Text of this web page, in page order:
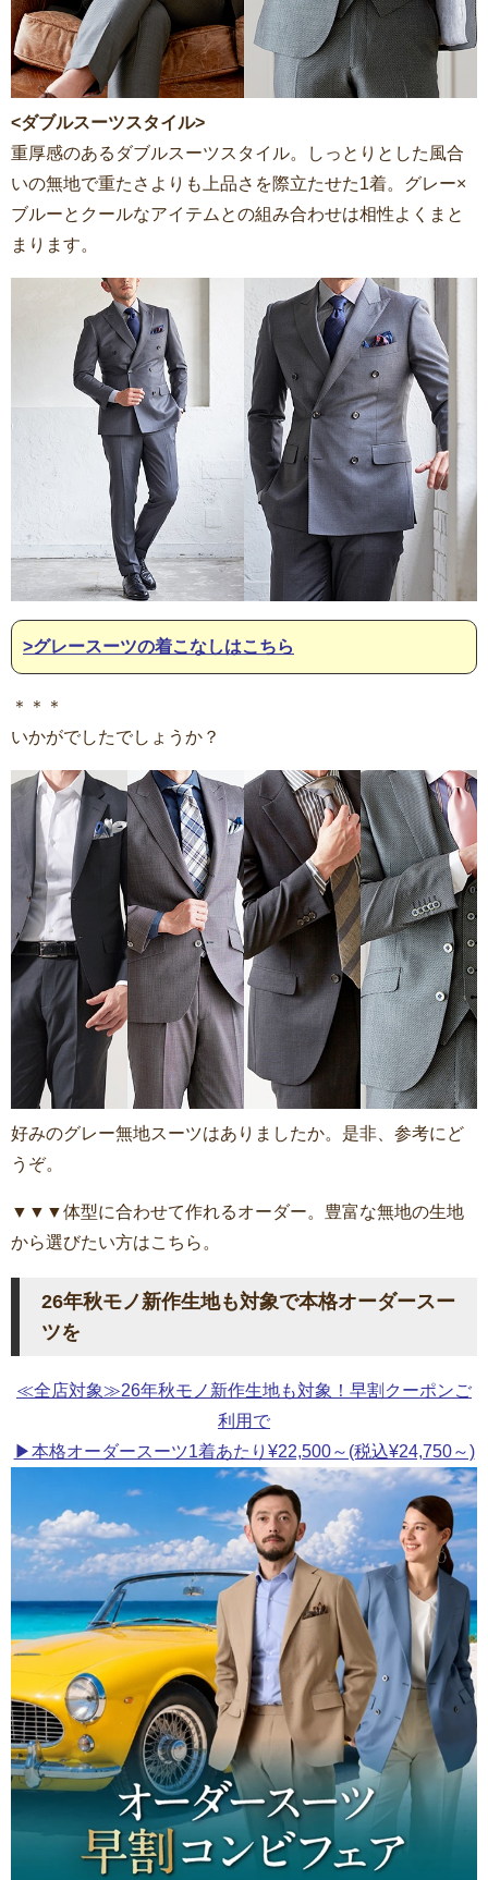
<ダブルスーツスタイル>
重厚感のあるダブルスーツスタイル。しっとりとした風合
いの無地で重たさよりも上品さを際立たせた1着。グレー×
ブルーとクールなアイテムとの組み合わせは相性よくまと
まります。
>グレースーツの着こなしはこちら
＊＊＊
いかがでしたでしょうか？
好みのグレー無地スーツはありましたか。是非、参考にど
うぞ。
▼▼▼体型に合わせて作れるオーダー。豊富な無地の生地
から選びたい方はこちら。
26年秋モノ新作生地も対象で本格オーダースー
ツを
≪全店対象≫26年秋モノ新作生地も対象！早割クーポンご
利用で
▶本格オーダースーツ1着あたり¥22,500～(税込¥24,750～)